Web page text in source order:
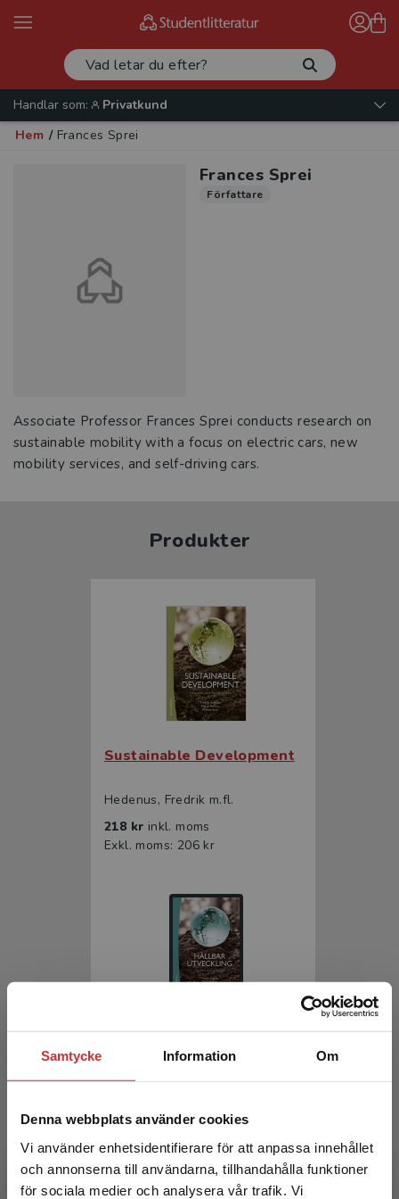
Samtycke Information Om
Denna webbplats använder cookies
Vi använder enhetsidentifierare för att anpassa innehållet
och annonserna till användarna, tillhandahålla funktioner
för sociala medier och analysera vår trafik. Vi
Handlar som:
Privatkund
Hem / Frances Sprei
Frances Sprei
Författare
Associate Professor Frances Sprei conducts research on
sustainable mobility with a focus on electric cars, new
mobility services, and self-driving cars.
Produkter
Sustainable Development
Hedenus, Fredrik m.fl.
218 kr inkl. moms
Exkl. moms: 206 kr
136 krinkl. moms